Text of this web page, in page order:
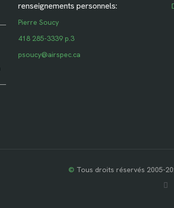
renseignements personnels:
Pierre Soucy
418 285-3339 p.3
psoucy@airspec.ca
© Tous droits réservés 2005-